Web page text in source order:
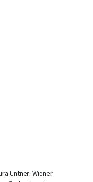
Untner: Wiener